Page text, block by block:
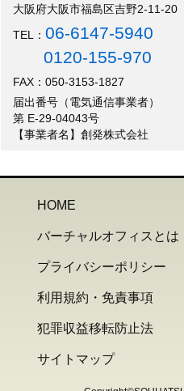
大阪府大阪市福島区吉野2-11-20
TEL：06-6147-5940
0120-155-970
FAX：050-3153-1827
届出番号（電気通信事業者）
第 E-29-04043号
【事業者名】創発株式会社
HOME
バーチャルオフィスとは
プライバシーポリシー
利用規約・免責事項
犯罪収益移転防止法
サイトマップ